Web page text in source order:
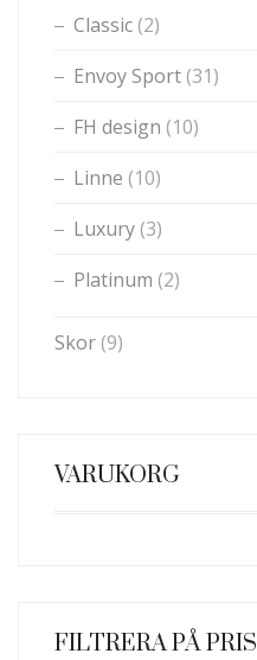
Classic (2)
Envoy Sport (31)
FH design (10)
Linne (10)
Luxury (3)
Platinum (2)
Skor (9)
VARUKORG
FILTRERA PÅ PRIS